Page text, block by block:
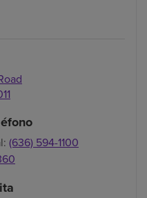
(636) 594-1100